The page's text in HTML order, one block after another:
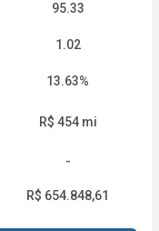
95.33
1.02
13.63%
R$ 454 mi
-
R$ 654.848,61